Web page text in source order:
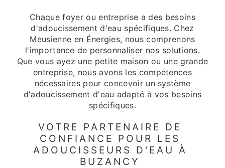
Chaque foyer ou entreprise a des besoins
d'adoucissement d'eau spécifiques. Chez
Meusienne en Énergies, nous comprenons
l'importance de personnaliser nos solutions.
Que vous ayez une petite maison ou une grande
entreprise, nous avons les compétences
nécessaires pour concevoir un système
d'adoucissement d'eau adapté à vos besoins
spécifiques.
VOTRE PARTENAIRE DE
CONFIANCE POUR LES
ADOUCISSEURS D'EAU À
BUZANCY